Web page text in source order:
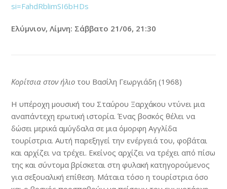
si=FahdRblimSI6bHDs
Ελύμνιον, Λίμνη: Σάββατο 21/06, 21:30
Κορίτσια στον ήλιο του Βασίλη Γεωργιάδη (1968)
Η υπέροχη μουσική του Σταύρου Ξαρχάκου ντύνει μια
αναπάντεχη ερωτική ιστορία. Ένας βοσκός θέλει να
δώσει μερικά αμύγδαλα σε μια όμορφη Αγγλίδα
τουρίστρια. Αυτή παρεξηγεί την ενέργειά του, φοβάται
και αρχίζει να τρέχει. Εκείνος αρχίζει να τρέχει από πίσω
της και σύντομα βρίσκεται στη φυλακή κατηγορούμενος
για σεξουαλική επίθεση. Μάταια τόσο η τουρίστρια όσο